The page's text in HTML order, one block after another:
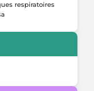
respiratoires